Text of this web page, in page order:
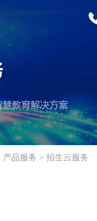
招生云服务
产品服务 招生云服务